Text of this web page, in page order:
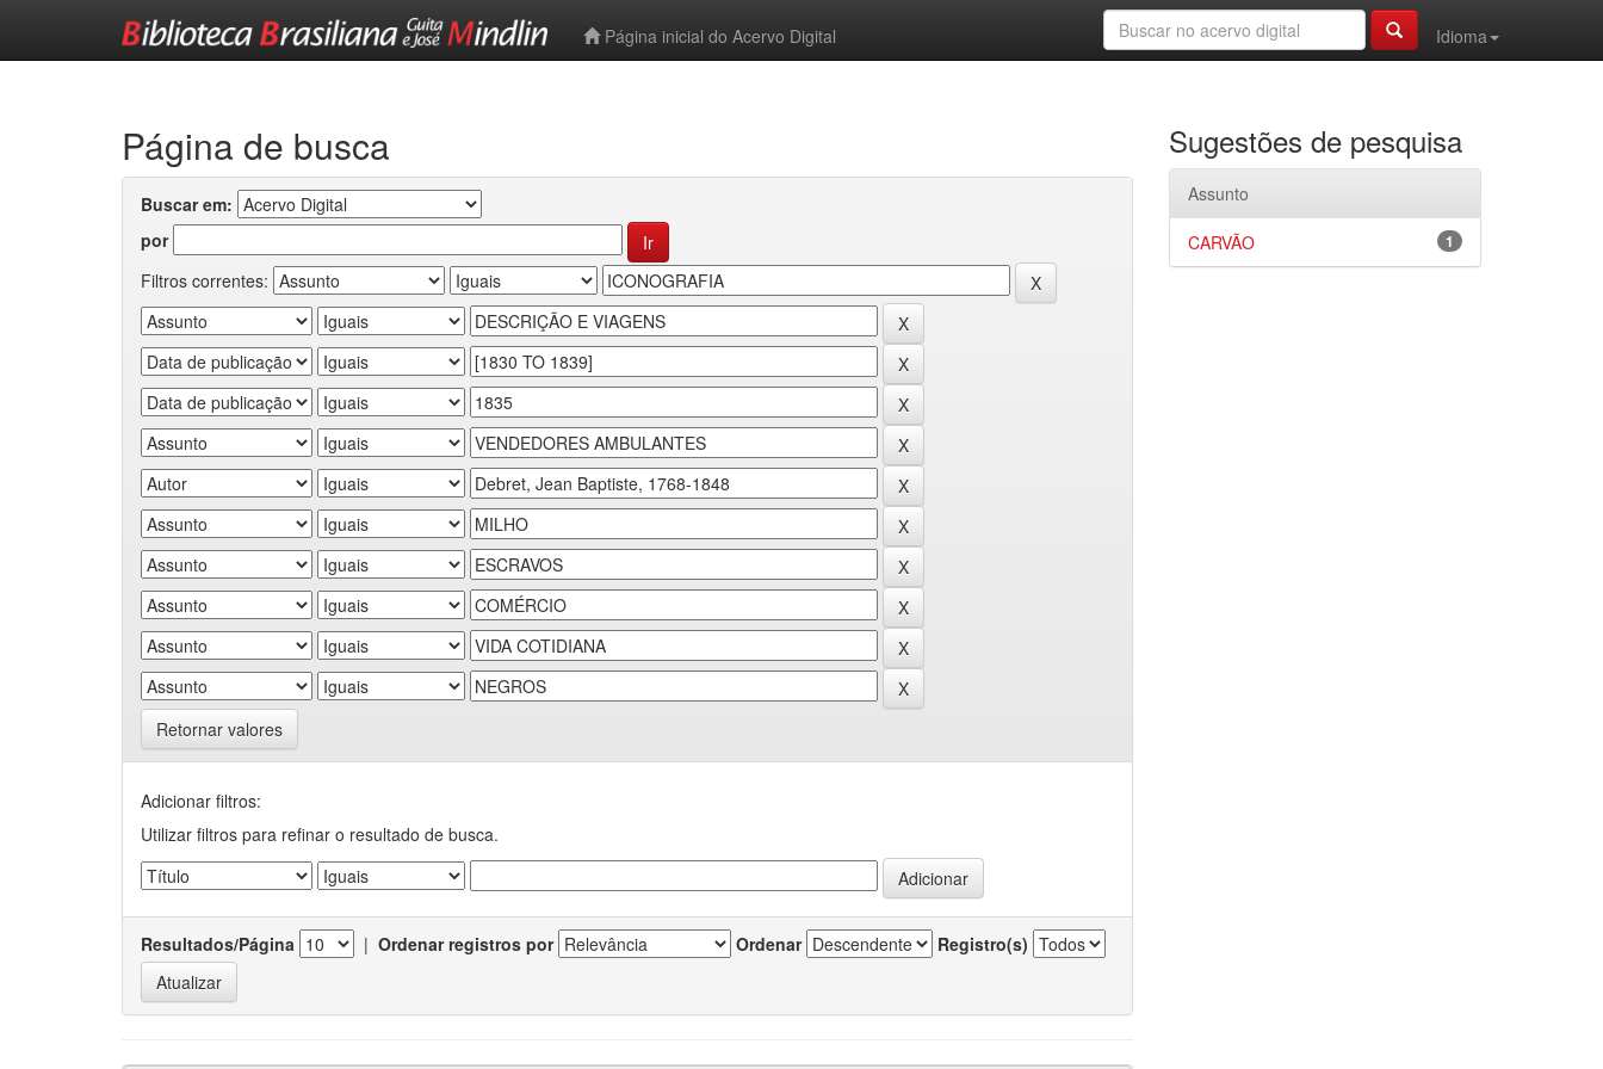
Página inicial do Acervo Digital
Idioma
Página de busca
Buscar em:
por
Filtros correntes:
Retornar valores
Adicionar filtros:
Utilizar filtros para refinar o resultado de busca.
Resultados/Página | Ordenar registros por Ordenar Registro(s)
Sugestões de pesquisa
Assunto
1
CARVÃO